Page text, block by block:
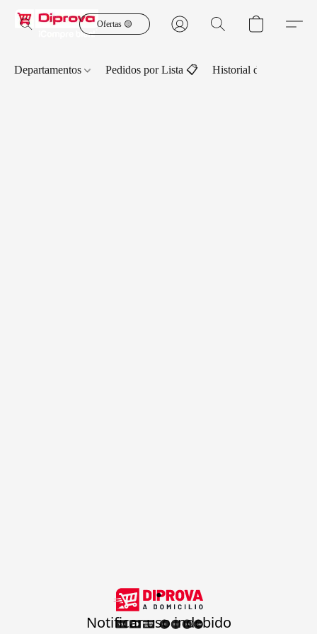
Ofertas 🟡
Departamentos Pedidos por Lista 📋 Historial de Pedidos
.
Notificar uso indebido